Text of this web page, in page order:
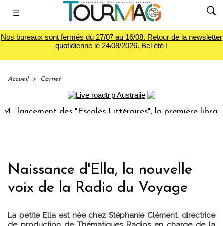
☰
Nos bureaux sont fermés du 27/07 au 16/08. Retour de la newsletter
quotidienne le 24/08/2026. Bel été !
Accueil > Carnet
des "Escales Littéraires", la première librairie
Naissance d'Ella, la nouvelle
voix de la Radio du Voyage
La petite Ella est née chez Stéphanie Clément, directrice